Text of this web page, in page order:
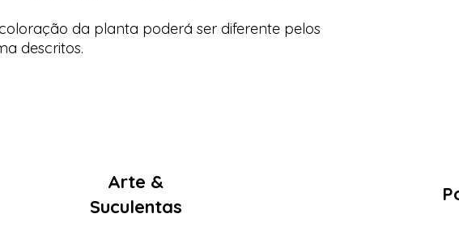
da planta poderá ser diferente pelos
descritos.
Arte &
Suculentas